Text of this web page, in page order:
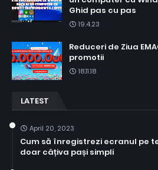
Ghid pas cu pas
19.4.23
Reduceri de Ziua
promotii
18.11.18
LATEST
April 20, 2023
Cum să înregistrezi ecranul pe
doar câțiva pași simpli